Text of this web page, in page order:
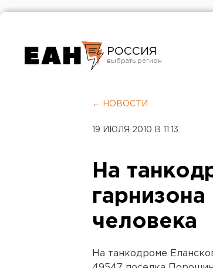
РОССИЯ
Челябинск
← НОВОСТИ
19 ИЮЛЯ 2010 В 11:13
На
человека
На танкодроме